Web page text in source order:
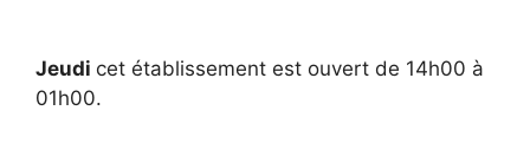
Jeudi cet établissement est ouvert de 14h00 à
01h00.